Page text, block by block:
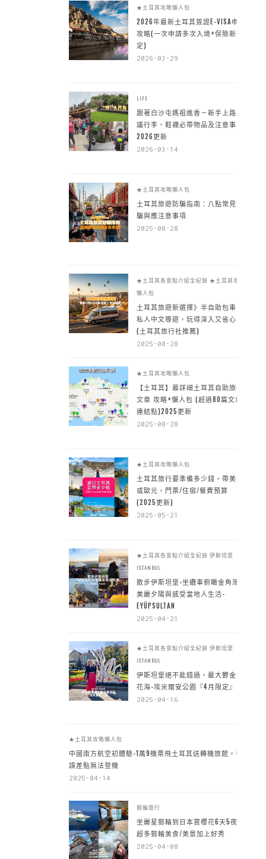
★土耳其攻略懶人包
2026年最新土耳其簽證E-VISA申請
攻略(一次申請多次入境+保險新規
定)
2026-03-29
LIFE
跟著白沙屯媽祖進香－新手上路建
議行李、鞋襪必帶物品及注意事項
2026更新
2026-03-14
★土耳其攻略懶人包
土耳其旅遊防騙指南：八點常見詐
騙與應注意事項
2025-08-28
★土耳其各景點介紹全紀錄 ★土耳其攻略
懶人包
土耳其旅遊新選擇》半自助包車 +
私人中文導遊，玩得深入又省心
(土耳其旅行社推薦)
2025-08-28
★土耳其攻略懶人包
【土耳其】最詳細土耳其自助旅行
文章 攻略+懶人包 (超過80篇文章~
連結點)2025更新
2025-08-28
★土耳其攻略懶人包
土耳其旅行要準備多少錢，帶美金
或歐元，門票/住宿/餐費預算
(2025更新)
2025-05-21
★土耳其各景點介紹全紀錄 伊斯坦堡
ISTANBUL
散步伊斯坦堡-坐纜車俯瞰金角灣
美麗夕陽與感受當地人生活-
EYÜPSULTAN
2025-04-21
★土耳其各景點介紹全紀錄 伊斯坦堡
ISTANBUL
伊斯坦堡絕不能錯過，最大鬱金香
花海-埃米爾安公園『4月限定』
2025-04-16
★土耳其攻略懶人包
中國南方航空初體驗-1萬9機票飛土耳其送轉機旅館，手
誤差點無法登機
2025-04-14
郵輪旅行
坐麗星郵輪到日本賞櫻花6天5夜，
超多郵輪美食/美景加上好秀
2025-04-08